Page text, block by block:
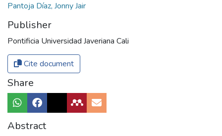
Pantoja Díaz, Jonny Jair
Publisher
Pontificia Universidad Javeriana Cali
Cite document
Share
Abstract